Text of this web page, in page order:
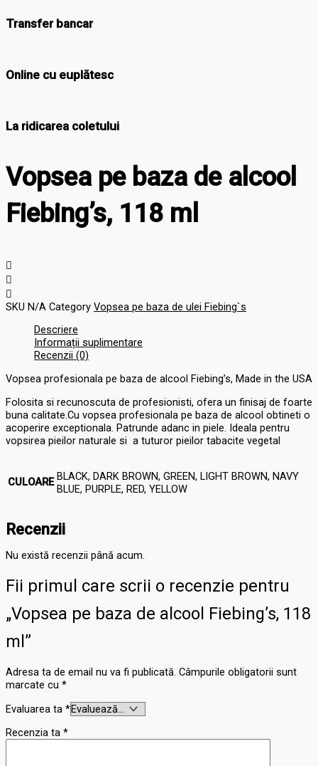
Transfer bancar
Online cu euplătesc
La ridicarea coletului
Vopsea pe baza de alcool
Fiebing’s, 118 ml
SKU N/A Category Vopsea pe baza de ulei Fiebing`s
Descriere
Informații suplimentare
Recenzii (0)
Vopsea profesionala pe baza de alcool Fiebing’s, Made in the USA
Folosita si recunoscuta de profesionisti, ofera un finisaj de foarte
buna calitate.Cu vopsea profesionala pe baza de alcool obtineti o
acoperire exceptionala. Patrunde adanc in piele. Ideala pentru
vopsirea pieilor naturale si a tuturor pieilor tabacite vegetal
CULOARE BLACK, DARK BROWN, GREEN, LIGHT BROWN, NAVY
BLUE, PURPLE, RED, YELLOW
Recenzii
Nu există recenzii până acum.
Fii primul care scrii o recenzie pentru
„Vopsea pe baza de alcool Fiebing’s, 118
ml”
Adresa ta de email nu va fi publicată. Câmpurile obligatorii sunt
marcate cu *
Evaluarea ta *
Recenzia ta *